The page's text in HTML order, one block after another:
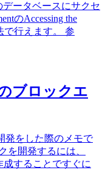
ータベースにサクセ
のAccessing the
で行えます。 参
ブロックエ
発をした際のメモで
を開発するには、
成することですぐに